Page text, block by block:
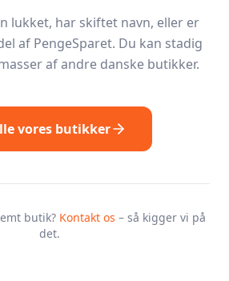
lukket, har skiftet navn, eller er
af PengeSparet. Du kan stadig
af andre danske butikker.
vores butikker
butik? Kontakt os – så kigger vi på
det.